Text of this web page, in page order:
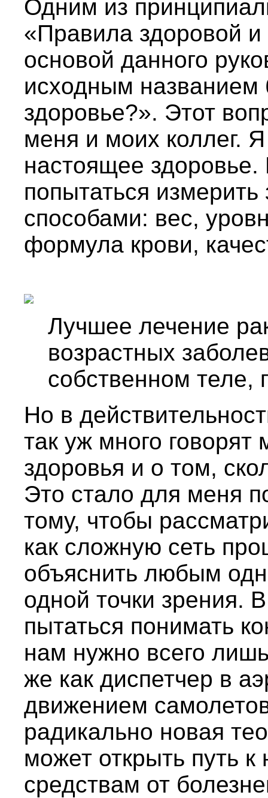
Одним из
«Правила здоровой
основой данного
исходным названием
здоровье?». Этот
меня и моих коллег.
настоящее
попытаться
способами: вес,
формула крови,
Лучшее лечение
возрастных
собственном теле,
Но в
так уж много
здоровья и о том,
Это стало для меня
тому, чтобы
как сложную сеть
объяснить любым
одной точки зрения.
пытаться понимать
нам нужно всего
же как диспетчер в
движением
радикально новая
может открыть путь
средствам от